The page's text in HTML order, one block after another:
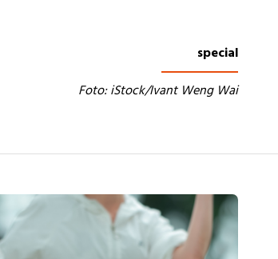
special
Foto: iStock/Ivant Weng Wai